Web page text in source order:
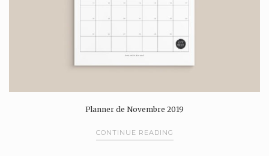
Planner de Novembre 2019
CONTINUE READING